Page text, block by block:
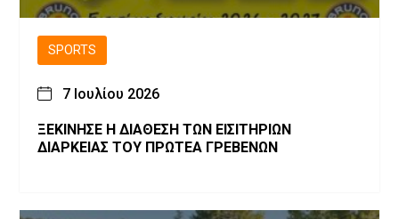
SPORTS
7 Ιουλίου 2026
ΞΕΚΙΝΗΣΕ Η ΔΙΑΘΕΣΗ ΤΩΝ ΕΙΣΙΤΗΡΙΩΝ
ΔΙΑΡΚΕΙΑΣ ΤΟΥ ΠΡΩΤΕΑ ΓΡΕΒΕΝΩΝ